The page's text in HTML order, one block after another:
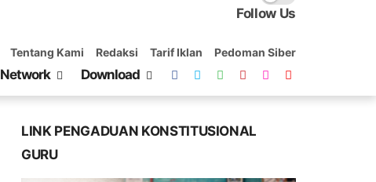
Follow Us
Tentang Kami Redaksi Tarif Iklan Pedoman Siber
Network Download
LINK PENGADUAN KONSTITUSIONAL
GURU